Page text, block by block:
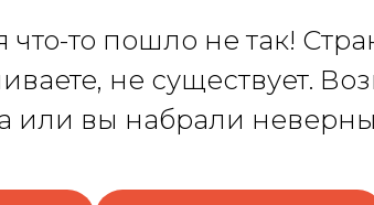
что-то пошло не так!
не существует.
или вы набрали